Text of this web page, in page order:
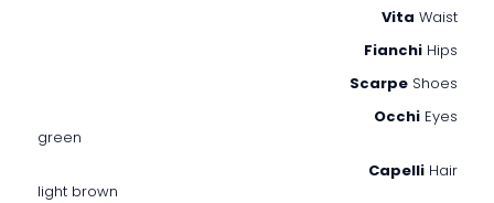
Vita Waist
Fianchi Hips
Scarpe Shoes
Occhi Eyes
green
Capelli Hair
light brown